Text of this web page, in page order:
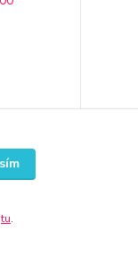
tu.